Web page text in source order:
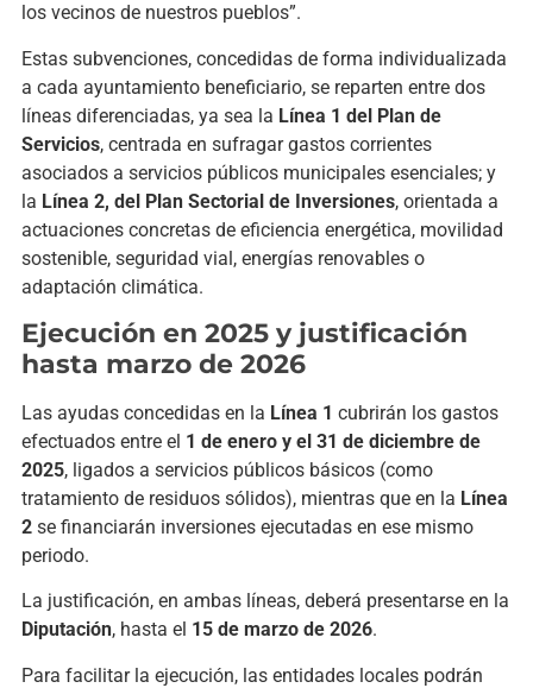
los vecinos de nuestros pueblos”.
Estas subvenciones, concedidas de forma individualizada
a cada ayuntamiento beneficiario, se reparten entre dos
líneas diferenciadas, ya sea la Línea 1 del Plan de
Servicios, centrada en sufragar gastos corrientes
asociados a servicios públicos municipales esenciales; y
la Línea 2, del Plan Sectorial de Inversiones, orientada a
actuaciones concretas de eficiencia energética, movilidad
sostenible, seguridad vial, energías renovables o
adaptación climática.
Ejecución en 2025 y justificación
hasta marzo de 2026
Las ayudas concedidas en la Línea 1 cubrirán los gastos
efectuados entre el 1 de enero y el 31 de diciembre de
2025, ligados a servicios públicos básicos (como
tratamiento de residuos sólidos), mientras que en la Línea
2se financiarán inversiones ejecutadas en ese mismo
periodo.
La justificación, en ambas líneas, deberá presentarse en la
Diputación, hasta el 15 de marzo de 2026.
Para facilitar la ejecución, las entidades locales podrán